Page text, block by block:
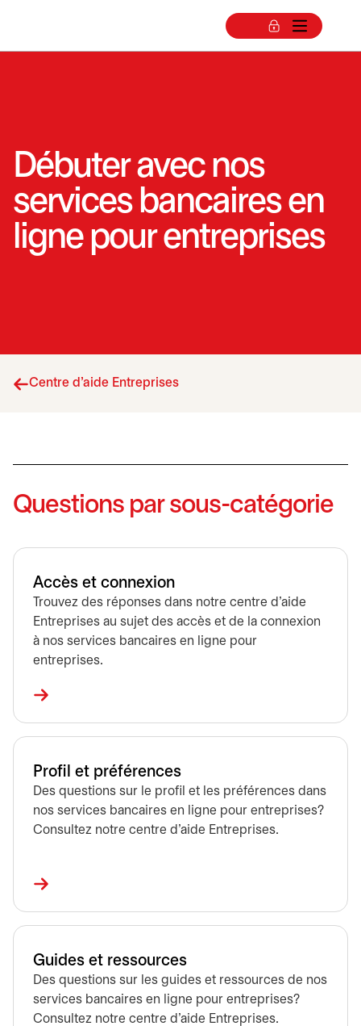
Débuter avec nos
services bancaires en
ligne pour entreprises
Centre d'aide Entreprises
Questions par sous-catégorie
Accès et connexion
Trouvez des réponses dans notre centre d’aide
Entreprises au sujet des accès et de la connexion
à nos services bancaires en ligne pour
entreprises.
Profil et préférences
Des questions sur le profil et les préférences dans
nos services bancaires en ligne pour entreprises?
Consultez notre centre d’aide Entreprises.
Guides et ressources
Des questions sur les guides et ressources de nos
services bancaires en ligne pour entreprises?
Consultez notre centre d’aide Entreprises.